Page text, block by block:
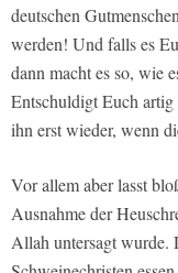
deutschen
werden! Und falls es
dann macht es so, wie
Entschuldigt Euch artig
ihn erst wieder, wenn
Vor allem aber lasst
Ausnahme der
Allah untersagt wurde.